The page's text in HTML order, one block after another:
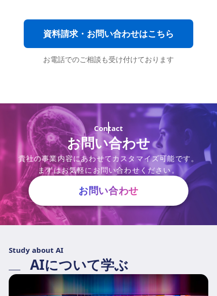
資料請求・お問い合わせはこちら
お電話でのご相談も受け付けております
Contact
お問い合わせ
貴社の事業内容にあわせてカスタマイズ可能です。
まずはお気軽にお問い合わせください。
お問い合わせ
Study about AI
AIについて学ぶ